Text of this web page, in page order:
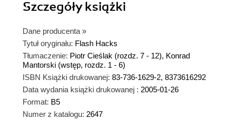
Szczegółyksiążki
Dane producenta »
Tytuł oryginału: Flash Hacks
Tłumaczenie: Piotr Cieślak (rozdz. 7 - 12), Konrad
Mantorski (wstęp, rozdz. 1 - 6)
ISBN Książki drukowanej: 83-736-1629-2, 8373616292
Data wydania książki drukowanej : 2005-01-26
Format: B5
Numer z katalogu: 2647